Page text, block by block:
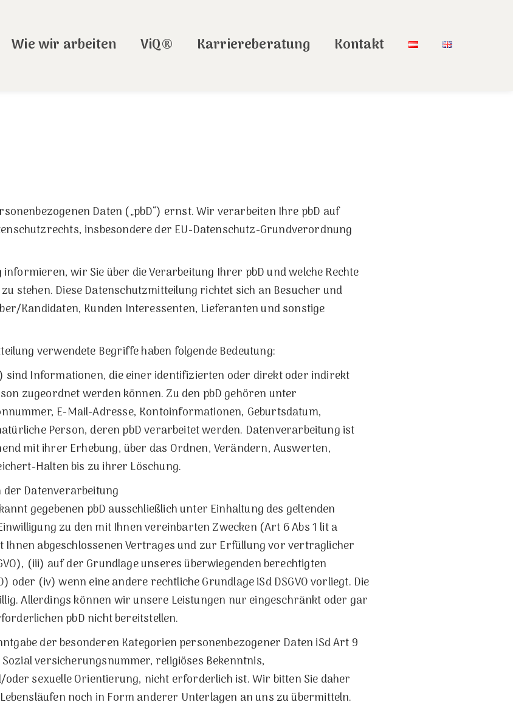
Wie wir arbeiten ViQ® Karriereberatung Kontakt
Daten („pbD“) ernst. Wir verarbeiten Ihre pbD auf
insbesondere der EU-Datenschutz-Grundverordnung
wir Sie über die Verarbeitung Ihrer pbD und welche Rechte
stehen. Diese Datenschutzmitteilung richtet sich an Besucher und
Kandidaten, Kunden Interessenten, Lieferanten und sonstige
verwendete Begriffe haben folgende Bedeutung:
sind Informationen, die einer identifizierten oder direkt oder indirekt
zugeordnet werden können. Zu den pbD gehören unter
E-Mail-Adresse, Kontoinformationen, Geburtsdatum,
Person, deren pbD verarbeitet werden. Datenverarbeitung ist
mit ihrer Erhebung, über das Ordnen, Verändern, Auswerten,
Halten bis zu ihrer Löschung.
der Datenverarbeitung
gegebenen pbD ausschließlich unter Einhaltung des geltenden
zu den mit Ihnen vereinbarten Zwecken (Art 6 Abs 1 lit a
Ihnen abgeschlossenen Vertrages und zur Erfüllung vor vertraglicher
(iii) auf der Grundlage unseres überwiegenden berechtigten
oder (iv) wenn eine andere rechtliche Grundlage iSd DSGVO vorliegt. Die
Allerdings können wir unsere Leistungen nur eingeschränkt oder gar
pbD nicht bereitstellen.
der besonderen Kategorien personenbezogener Daten iSd Art 9
Sozial versicherungsnummer, religiöses Bekenntnis,
sexuelle Orientierung, nicht erforderlich ist. Wir bitten Sie daher
noch in Form anderer Unterlagen an uns zu übermitteln.